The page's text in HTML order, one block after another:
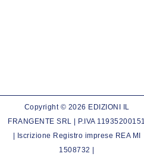
Copyright © 2026 EDIZIONI IL
FRANGENTE SRL | P.IVA 11935200151
| Iscrizione Registro imprese REA MI
1508732 |